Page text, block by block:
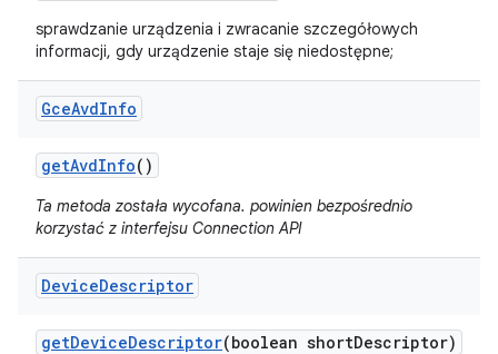
sprawdzanie urządzenia i zwracanie szczegółowych
informacji, gdy urządzenie staje się niedostępne;
GceAvdInfo
getAvdInfo()
Ta metoda została wycofana. powinien bezpośrednio
korzystać z interfejsu Connection API
DeviceDescriptor
getDeviceDescriptor(boolean shortDescriptor)